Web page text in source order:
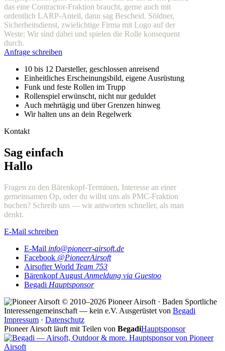
das eine Contractor-Fraktion braucht, gerne auch mit
ordentlich LARP-Anteil, dann sag Bescheid. Söldner,
Sicherheitsdienst, zwielichtige Firma mit Logo auf der
Weste: Wir sind dabei und spielen die Rolle konsequent
durch.
Anfrage schreiben
10 bis 12 Darsteller, geschlossen anreisend
Einheitliches Erscheinungsbild, eigene Ausrüstung
Funk und feste Rollen im Trupp
Rollenspiel erwünscht, nicht nur geduldet
Auch mehrtägig und über Grenzen hinweg
Wir halten uns an dein Regelwerk
Kontakt
Sag einfach
Hallo
Fragen zu den Bärenkopf-Terminen, Interesse an einer
gemeinsamen Op, oder du willst uns als PMC-Fraktion
buchen? Schreib uns — wir antworten schneller, als man
denkt.
E-Mail schreiben
E-Mail info@pioneer-airsoft.de
Facebook @PioneerAirsoft
Airsofter World Team 753
Bärenkopf August Anmeldung via Guestoo
Begadi Hauptsponsor
© 2010–2026 Pioneer Airsoft · Baden Sportliche
Interessengemeinschaft — kein e.V. Ausgerüstet von Begadi
Impressum · Datenschutz
Pioneer Airsoft läuft mit Teilen von BegadiHauptsponsor